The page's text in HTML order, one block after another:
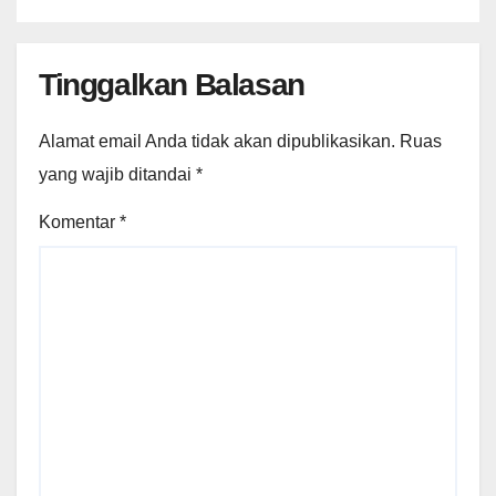
Tinggalkan Balasan
Alamat email Anda tidak akan dipublikasikan. Ruas
yang wajib ditandai *
Komentar *